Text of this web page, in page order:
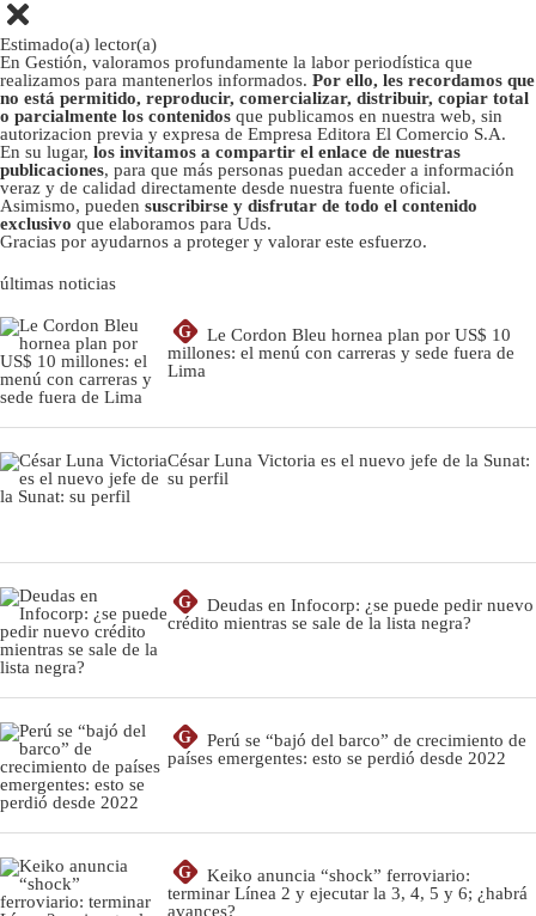
Estimado(a) lector(a)
En Gestión, valoramos profundamente la labor periodística que
realizamos para mantenerlos informados. Por ello, les recordamos que
no está permitido, reproducir, comercializar, distribuir, copiar total
o parcialmente los contenidos que publicamos en nuestra web, sin
autorizacion previa y expresa de Empresa Editora El Comercio S.A.
En su lugar, los invitamos a compartir el enlace de nuestras
publicaciones, para que más personas puedan acceder a información
veraz y de calidad directamente desde nuestra fuente oficial.
Asimismo, pueden suscribirse y disfrutar de todo el contenido
exclusivo que elaboramos para Uds.
Gracias por ayudarnos a proteger y valorar este esfuerzo.
últimas noticias
G
Le Cordon Bleu hornea plan por US$ 10
millones: el menú con carreras y sede fuera de
Lima
César Luna Victoria es el nuevo jefe de la Sunat:
su perfil
G
Deudas en Infocorp: ¿se puede pedir nuevo
crédito mientras se sale de la lista negra?
G
Perú se “bajó del barco” de crecimiento de
países emergentes: esto se perdió desde 2022
G
Keiko anuncia “shock” ferroviario:
terminar Línea 2 y ejecutar la 3, 4, 5 y 6; ¿habrá
avances?